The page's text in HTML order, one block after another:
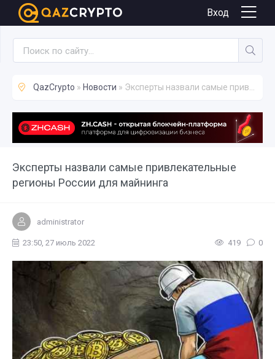
Вход
QazCrypto » Новости » Эксперты назвали самые привлекательные регионы России для майнинга
Эксперты назвали самые привлекательные
регионы России для майнинга
Новости
administrator
23:50, 27 июль 2022 419 0